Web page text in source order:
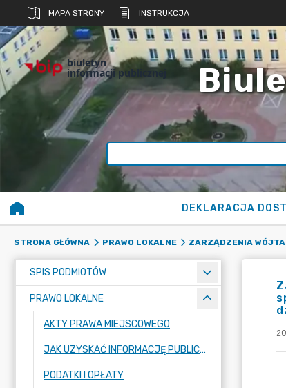
MAPA STRONY INSTRUKCJA
biuletyn
informacji publicznej
DEKLARACJA
STRONA GŁÓWNA PRAWO LOKALNE ZARZĄDZENIA WÓJTA
SPIS PODMIOTÓW
PRAWO LOKALNE
AKTY PRAWA MIEJSCOWEGO
JAK UZYSKAĆ INFORMACJĘ PUBLICZNĄ
PODATKI I OPŁATY